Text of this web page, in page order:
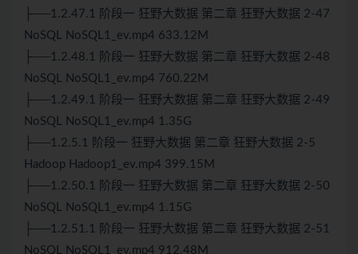
├──1.2.47.1 阶段一 狂野大数据 第二章 狂野大数据 2-47
NoSQL NoSQL1_ev.mp4 633.12M
├──1.2.48.1 阶段一 狂野大数据 第二章 狂野大数据 2-48
NoSQL NoSQL1_ev.mp4 760.22M
├──1.2.49.1 阶段一 狂野大数据 第二章 狂野大数据 2-49
NoSQL NoSQL1_ev.mp4 1.35G
├──1.2.5.1 阶段一 狂野大数据 第二章 狂野大数据 2-5
Hadoop Hadoop1_ev.mp4 399.15M
├──1.2.50.1 阶段一 狂野大数据 第二章 狂野大数据 2-50
NoSQL NoSQL1_ev.mp4 1.15G
├──1.2.51.1 阶段一 狂野大数据 第二章 狂野大数据 2-51
NoSQL NoSQL1_ev.mp4 912.48M